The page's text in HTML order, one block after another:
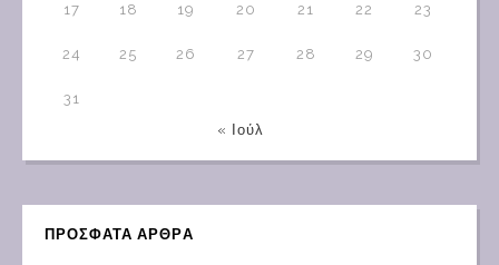
17 18 19 20 21 22 23
24 25 26 27 28 29 30
31
« Ιούλ
ΠΡΟΣΦΑΤΑ ΑΡΘΡΑ